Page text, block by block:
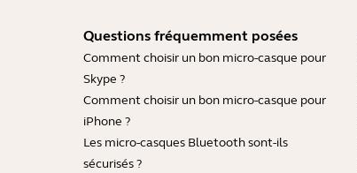
Questions fréquemment posées
Comment choisir un bon micro-casque pour
Skype ?
Comment choisir un bon micro-casque pour
iPhone ?
Les micro-casques Bluetooth sont-ils
sécurisés ?